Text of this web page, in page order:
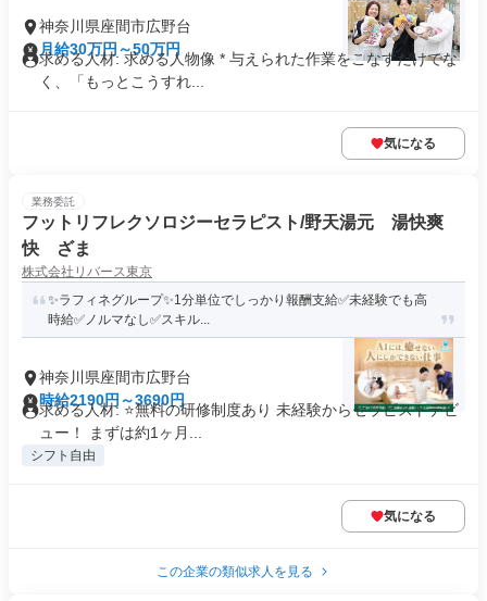
神奈川県座間市広野台
月給30万円～50万円
求める人材: 求める人物像 * 与えられた作業をこなすだけでな
く、「もっとこうすれ...
気になる
業務委託
フットリフレクソロジーセラピスト/野天湯元 湯快爽
快 ざま
株式会社リバース東京
✨️ラフィネグループ✨1分単位でしっかり報酬支給️✅未経験でも高
時給✅️ノルマなし✅スキル...
神奈川県座間市広野台
時給2190円～3690円
求める人材: ⭐️無料の研修制度あり 未経験からセラピストデビ
ュー！ まずは約1ヶ月...
シフト自由
気になる
この企業の類似求人を見る